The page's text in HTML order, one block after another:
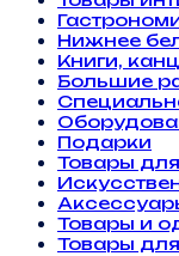
Нижнее
Книги,
Большие
Подарки
Товары
Товары и
Товары